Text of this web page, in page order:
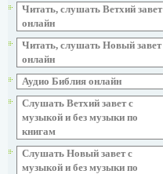
Читать, слушать Ветхий завет
онлайн
Читать, слушать Новый завет
онлайн
Аудио Библия онлайн
Слушать Ветхий завет с
музыкой и без музыки по
книгам
Слушать Новый завет с
музыкой и без музыки по